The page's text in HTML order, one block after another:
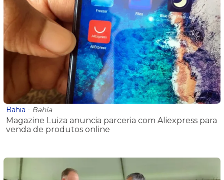
Bahia - Bahia
Magazine Luiza anuncia parceria com Aliexpress para
venda de produtos online